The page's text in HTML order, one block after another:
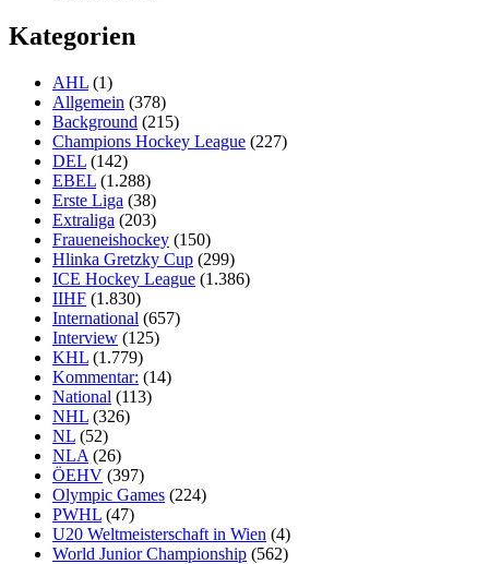
Kategorien
AHL (1)
Allgemein (378)
Background (215)
Champions Hockey League (227)
DEL (142)
EBEL (1.288)
Erste Liga (38)
Extraliga (203)
Fraueneishockey (150)
Hlinka Gretzky Cup (299)
ICE Hockey League (1.386)
IIHF (1.830)
International (657)
Interview (125)
KHL (1.779)
Kommentar: (14)
National (113)
NHL (326)
NL (52)
NLA (26)
ÖEHV (397)
Olympic Games (224)
PWHL (47)
U20 Weltmeisterschaft in Wien (4)
World Junior Championship (562)